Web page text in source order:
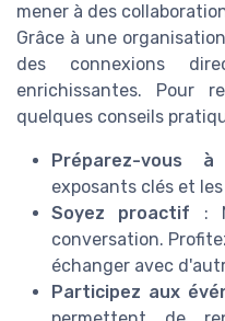
mener à des
Grâce à une
des connexions
enrichissantes. Pour
quelques conseils
Préparez-vous à
exposants clés et
Soyez proactif :
conversation.
échanger avec
Participez aux